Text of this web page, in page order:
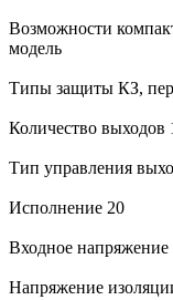
Возможности
модель
Типы защиты КЗ,
Количество выходов
Тип управления
Исполнение 20
Входное
Напряжение